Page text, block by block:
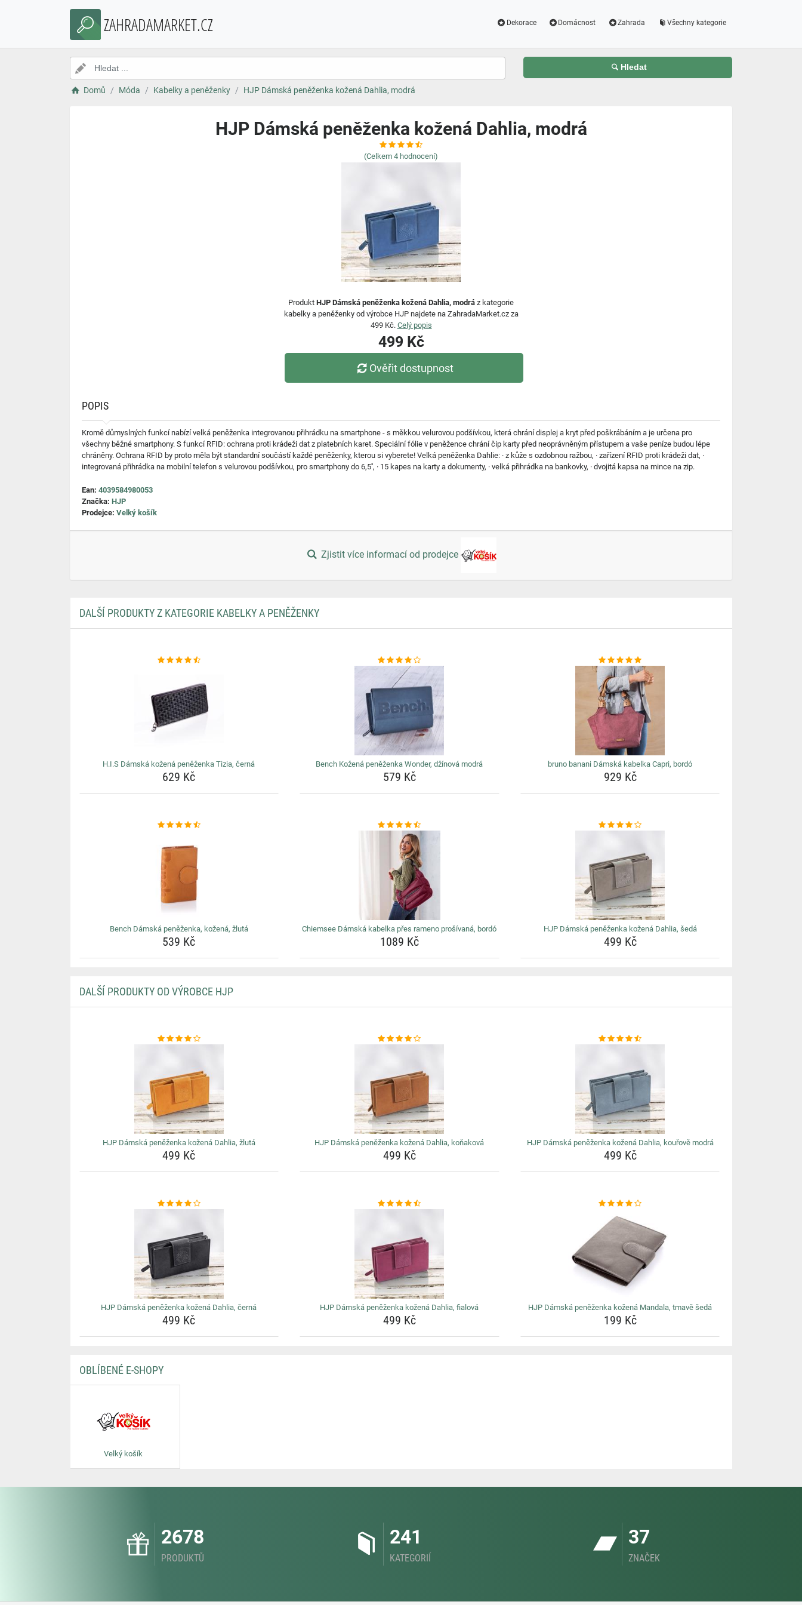
ZAHRADAMARKET.CZ Dekorace Domácnost Zahrada Všechny kategorie
Hledat
Domů Móda Kabelky a peněženky HJP Dámská peněženka kožená Dahlia, modrá
HJP Dámská peněženka kožená Dahlia, modrá
(Celkem 4 hodnocení)
Produkt HJP Dámská peněženka kožená Dahlia, modrá z kategorie
kabelky a peněženky od výrobce HJP najdete na ZahradaMarket.cz za
499 Kč. Celý popis
499 Kč
Ověřit dostupnost
POPIS
Kromě důmyslných funkcí nabízí velká peněženka integrovanou přihrádku na smartphone - s měkkou velurovou podšívkou, která chrání displej a kryt před poškrábáním a je určena pro
všechny běžné smartphony. S funkcí RFID: ochrana proti krádeži dat z platebních karet. Speciální fólie v peněžence chrání čip karty před neoprávněným přístupem a vaše peníze budou lépe
chráněny. Ochrana RFID by proto měla být standardní součástí každé peněženky, kterou si vyberete! Velká peněženka Dahlie: · z kůže s ozdobnou ražbou, · zařízení RFID proti krádeži dat, ·
integrovaná přihrádka na mobilní telefon s velurovou podšívkou, pro smartphony do 6,5'', · 15 kapes na karty a dokumenty, · velká přihrádka na bankovky, · dvojitá kapsa na mince na zip.
Ean: 4039584980053
Značka: HJP
Prodejce: Velký košík
Zjistit více informací od prodejce
DALŠÍ PRODUKTY Z KATEGORIE KABELKY A PENĚŽENKY
H.I.S Dámská kožená peněženka Tizia, černá
629 Kč
Bench Kožená peněženka Wonder, džínová modrá
579 Kč
bruno banani Dámská kabelka Capri, bordó
929 Kč
Bench Dámská peněženka, kožená, žlutá
539 Kč
Chiemsee Dámská kabelka přes rameno prošívaná, bordó
1089 Kč
HJP Dámská peněženka kožená Dahlia, šedá
499 Kč
DALŠÍ PRODUKTY OD VÝROBCE HJP
HJP Dámská peněženka kožená Dahlia, žlutá
499 Kč
HJP Dámská peněženka kožená Dahlia, koňaková
499 Kč
HJP Dámská peněženka kožená Dahlia, kouřově modrá
499 Kč
HJP Dámská peněženka kožená Dahlia, černá
499 Kč
HJP Dámská peněženka kožená Dahlia, fialová
499 Kč
HJP Dámská peněženka kožená Mandala, tmavě šedá
199 Kč
OBLÍBENÉ E-SHOPY
Velký košík
2678
PRODUKTŮ
241
KATEGORIÍ
37
ZNAČEK